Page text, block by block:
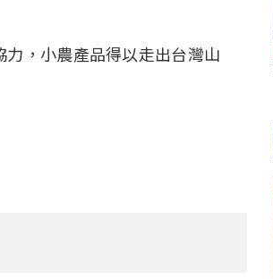
，小農產品得以走出台灣山